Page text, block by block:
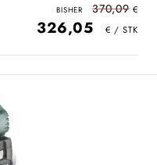
370,09
326,05